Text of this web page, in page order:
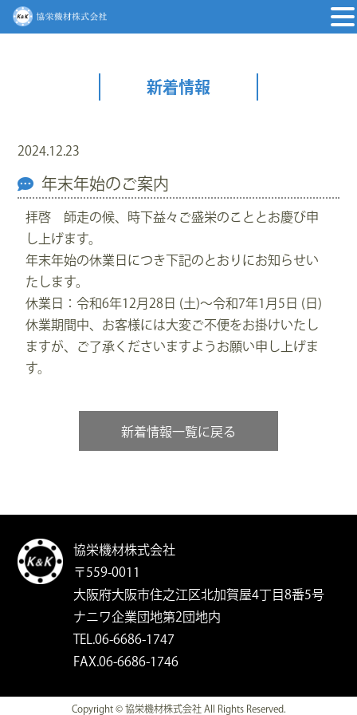
新着情報
2024.12.23
年末年始のご案内
拝啓 師走の候、時下益々ご盛栄のこととお慶び申
し上げます。
年末年始の休業日につき下記のとおりにお知らせい
たします。
休業日：令和6年12月28日 (土)～令和7年1月5日 (日)
休業期間中、お客様には大変ご不便をお掛けいたし
ますが、ご了承くださいますようお願い申し上げま
す。
新着情報一覧に戻る
協栄機材株式会社
〒559-0011
大阪府大阪市住之江区北加賀屋4丁目8番5号
ナニワ企業団地第2団地内
TEL.06-6686-1747
FAX.06-6686-1746
Copyright © 協栄機材株式会社 All Rights Reserved.